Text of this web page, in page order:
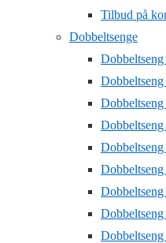
Tilbud på
Dobbeltsenge